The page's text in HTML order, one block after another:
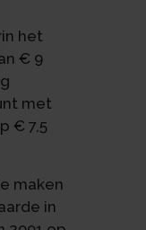
het
€ 9
met
€ 7,5
maken
in